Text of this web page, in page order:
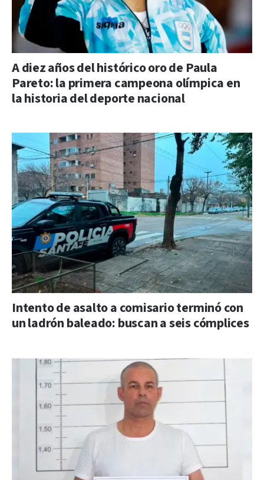
A diez años del histórico oro de Paula
Pareto: la primera campeona olímpica en
la historia del deporte nacional
Intento de asalto a comisario terminó con
un ladrón baleado: buscan a seis cómplices